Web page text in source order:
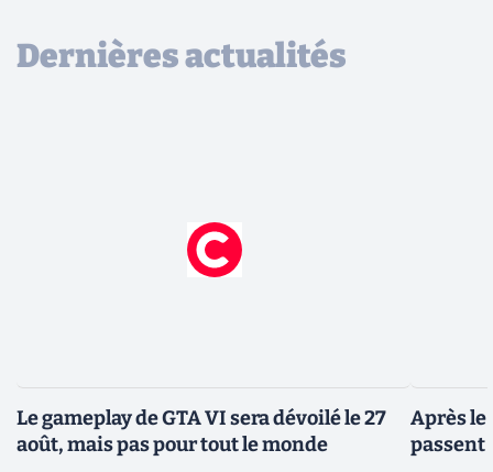
Dernières actualités
Le gameplay de GTA VI sera dévoilé le 27
août, mais pas pour tout le monde
Après le
passent